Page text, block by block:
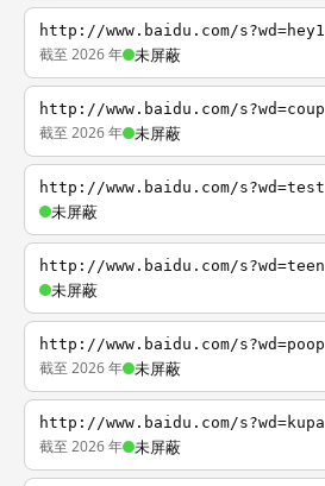
http://www.baidu.com/s?wd=hey1
截至 2026 年 未屏蔽
http://www.baidu.com/s?wd=coup
截至 2026 年 未屏蔽
http://www.baidu.com/s?wd=test
未屏蔽
http://www.baidu.com/s?wd=teen
未屏蔽
http://www.baidu.com/s?wd=poop
截至 2026 年 未屏蔽
http://www.baidu.com/s?wd=kupa
截至 2026 年 未屏蔽